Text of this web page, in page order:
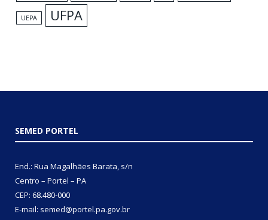
UEPA UFPA
SEMED PORTEL
End.: Rua Magalhães Barata, s/n
Centro – Portel – PA
CEP: 68.480-000
E-mail: semed@portel.pa.gov.br